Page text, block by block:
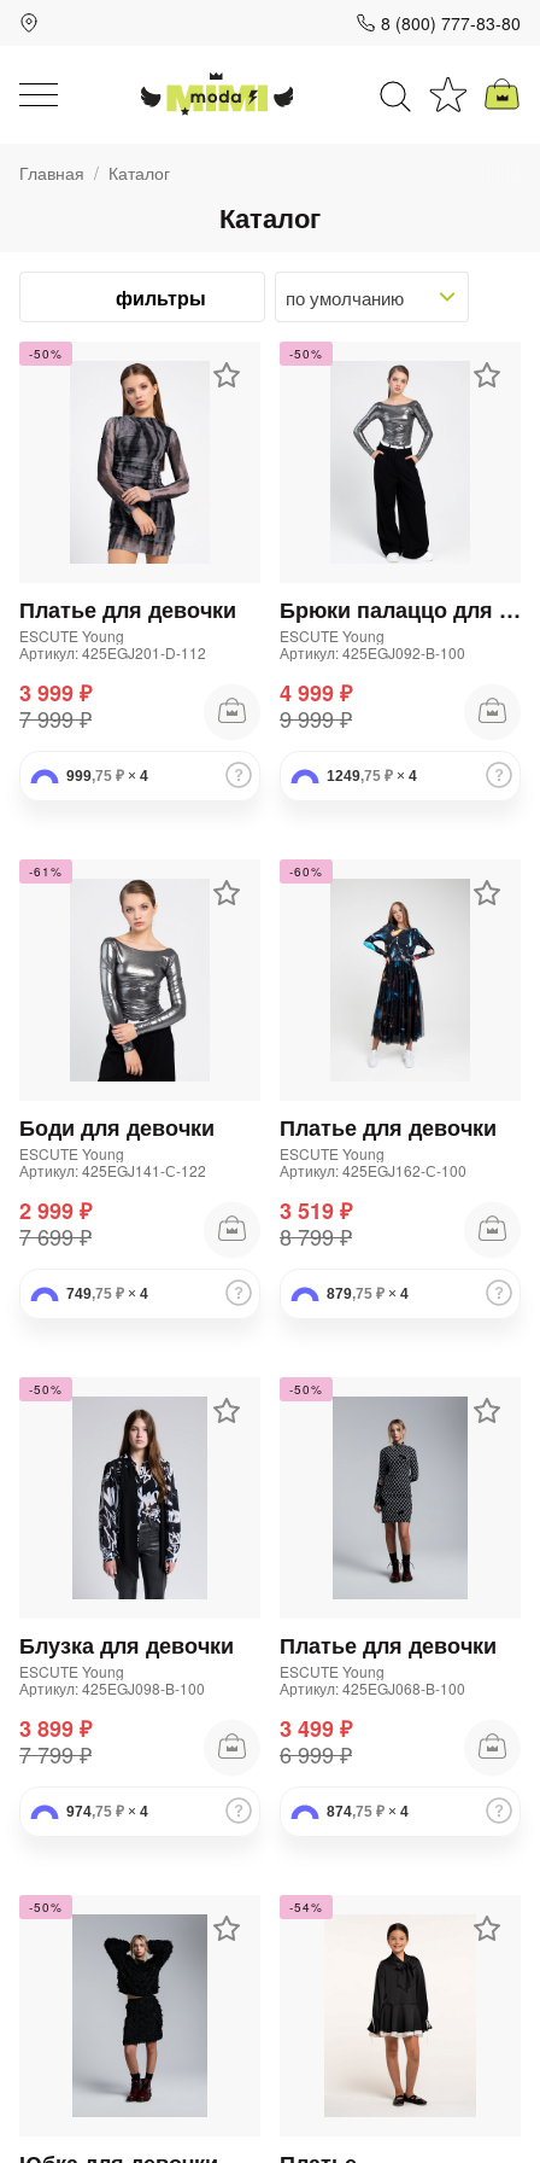
8 (800) 777-83-80
Главная Каталог
Каталог
фильтры
-50%
Платье для девочки
ESCUTE Young
Артикул: 425EGJ201-D-112
3 999 ₽
7 999 ₽
999,75 ₽ × 4
-50%
Брюки палаццо для девочки
ESCUTE Young
Артикул: 425EGJ092-B-100
4 999 ₽
9 999 ₽
1249,75 ₽ × 4
-61%
Боди для девочки
ESCUTE Young
Артикул: 425EGJ141-С-122
2 999 ₽
7 699 ₽
749,75 ₽ × 4
-60%
Платье для девочки
ESCUTE Young
Артикул: 425EGJ162-С-100
3 519 ₽
8 799 ₽
879,75 ₽ × 4
-50%
Блузка для девочки
ESCUTE Young
Артикул: 425EGJ098-B-100
3 899 ₽
7 799 ₽
974,75 ₽ × 4
-50%
Платье для девочки
ESCUTE Young
Артикул: 425EGJ068-B-100
3 499 ₽
6 999 ₽
874,75 ₽ × 4
-50% -54%
Для клиентов всех банков
на части
без переплат
График платежей
в корзину
Оплачивайте сегодня только
25
% картой любого банка
Оставшиеся 75 % будут
списываться
по25%каждые 2 недели
Подробнее
раз в 2
раз в 2 недели
Остались вопросы?
plait.ru